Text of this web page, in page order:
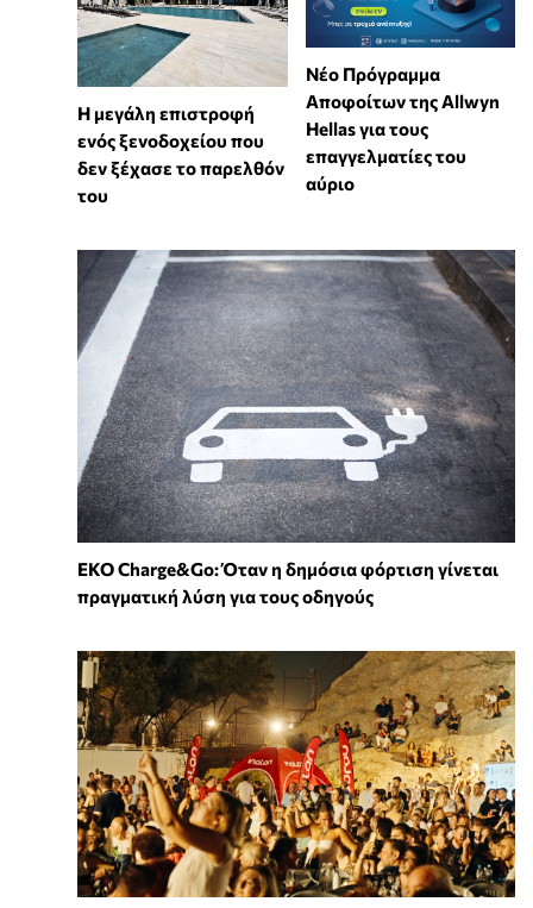
Η μεγάλη επιστροφή
ενός ξενοδοχείου που
δεν ξέχασε το παρελθόν
του
Νέο Πρόγραμμα
Αποφοίτων της Allwyn
Hellas για τους
επαγγελματίες του
αύριο
EKO Charge&Go: Όταν η δημόσια φόρτιση γίνεται
πραγματική λύση για τους οδηγούς